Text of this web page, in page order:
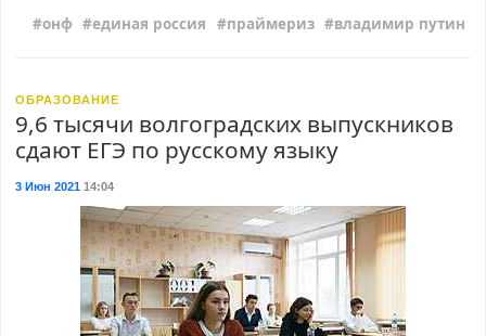
онф единая россия праймериз владимир путин
ОБРАЗОВАНИЕ
9,6 тысячи волгоградских выпускников
сдают ЕГЭ по русскому языку
3 Июн 202114:04